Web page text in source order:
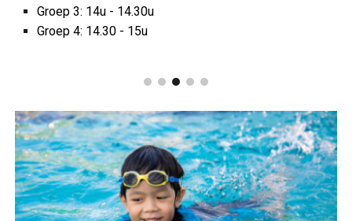
Groep 3: 14u - 14.30u
Groep 4: 14.30 - 15u